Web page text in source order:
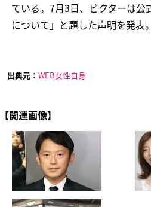
ている。7月3日、ビクターは
について」と題した声明を発
出典元： WEB女性自身
【関連画像】